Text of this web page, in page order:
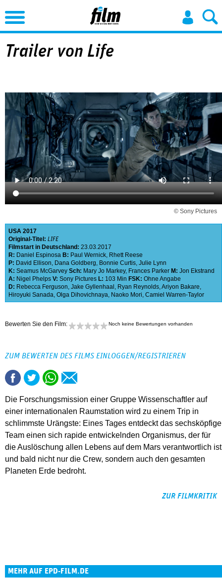
Jump to Navigation
Trailer von Life
© Sony Pictures
USA 2017
Original-Titel: LIFE
Filmstart in Deutschland: 23.03.2017
R: Daniel Espinosa B: Paul Wernick, Rhett Reese
P: David Ellison, Dana Goldberg, Bonnie Curtis, Julie Lynn
K: Seamus McGarvey Sch: Mary Jo Markey, Frances Parker M: Jon Ekstrand
A: Nigel Phelps V: Sony Pictures L: 103 Min FSK: Ohne Angabe
D: Rebecca Ferguson, Jake Gyllenhaal , Ryan Reynolds,Ariyon Bakare,
Hiroyuki Sanada, Olga Dihovichnaya, Naoko Mori, Camiel Warren-Taylor
Bewerten Sie den Film: Noch keine Bewertungen vorhanden
ZUM BEWERTEN DES FILMS EINLOGGEN/REGISTRIEREN
Die Forschungsmission einer Gruppe Wissenschaftler auf
einer internationalen Raumstation wird zu einem Trip in
schlimmste Urängste: Eines Tages entdeckt das sechsköpfige
Team einen sich rapide entwickelnden Organismus, der für
die Auslöschung allen Lebens auf dem Mars verantwortlich ist
und bald nicht nur die Crew, sondern auch den gesamten
Planeten Erde bedroht.
ZUR FILMKRITIK
MEHR AUF EPD-FILM.DE